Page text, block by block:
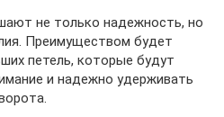
не только надежность, но
Преимуществом будет
петель, которые будут
и надежно удерживать